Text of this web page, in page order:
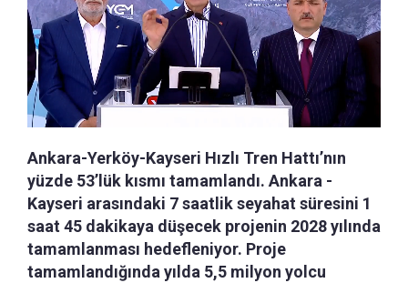
Ankara-Yerköy-Kayseri Hızlı Tren Hattı’nın
yüzde 53’lük kısmı tamamlandı. Ankara -
Kayseri arasındaki 7 saatlik seyahat süresini 1
saat 45 dakikaya düşecek projenin 2028 yılında
tamamlanması hedefleniyor. Proje
tamamlandığında yılda 5,5 milyon yolcu